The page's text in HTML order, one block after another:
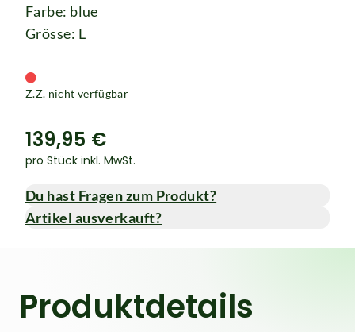
Farbe: blue
Grösse: L
Z.Z. nicht verfügbar
139,95 €
pro Stück inkl. MwSt.
Du hast Fragen zum Produkt?
Artikel ausverkauft?
Produktdetails